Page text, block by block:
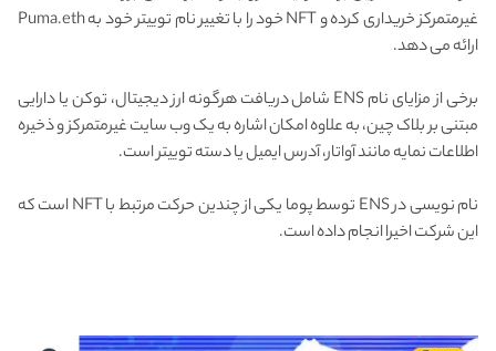
غیرمتمرکز خریداری کرده و NFT خود را با تغییر نام توییتر خود به Puma.eth
ارائه می دهد.
برخی از مزایای نام ENS شامل دریافت هرگونه ارز دیجیتال، توکن یا دارایی
مبتنی بر بلاک چین، به علاوه امکان اشاره به یک وب سایت غیرمتمرکز و ذخیره
اطلاعات نمایه مانند آواتار، آدرس ایمیل یا دسته توییتر است.
نام نویسی در ENS توسط پوما یکی از چندین حرکت مرتبط با NFT است که
این شرکت اخیرا انجام داده است.